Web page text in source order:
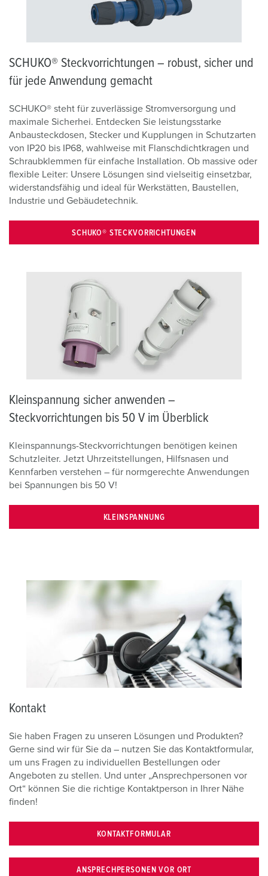
SCHUKO® Steckvorrichtungen – robust, sicher und
für jede Anwendung gemacht
SCHUKO® steht für zuverlässige Stromversorgung und
maximale Sicherhei. Entdecken Sie leistungsstarke
Anbausteckdosen, Stecker und Kupplungen in Schutzarten
von IP20 bis IP68, wahlweise mit Flanschdichtkragen und
Schraubklemmen für einfache Installation. Ob massive oder
flexible Leiter: Unsere Lösungen sind vielseitig einsetzbar,
widerstandsfähig und ideal für Werkstätten, Baustellen,
Industrie und Gebäudetechnik.
SCHUKO® STECKVORRICHTUNGEN
Kleinspannung sicher anwenden –
Steckvorrichtungen bis 50 V im Überblick
Kleinspannungs-Steckvorrichtungen benötigen keinen
Schutzleiter. Jetzt Uhrzeitstellungen, Hilfsnasen und
Kennfarben verstehen – für normgerechte Anwendungen
bei Spannungen bis 50 V!
KLEINSPANNUNG
Kontakt
Sie haben Fragen zu unseren Lösungen und Produkten?
Gerne sind wir für Sie da – nutzen Sie das Kontaktformular,
um uns Fragen zu individuellen Bestellungen oder
Angeboten zu stellen. Und unter „Ansprechpersonen vor
Ort“ können Sie die richtige Kontaktperson in Ihrer Nähe
finden!
KONTAKTFORMULAR
ANSPRECHPERSONEN VOR ORT